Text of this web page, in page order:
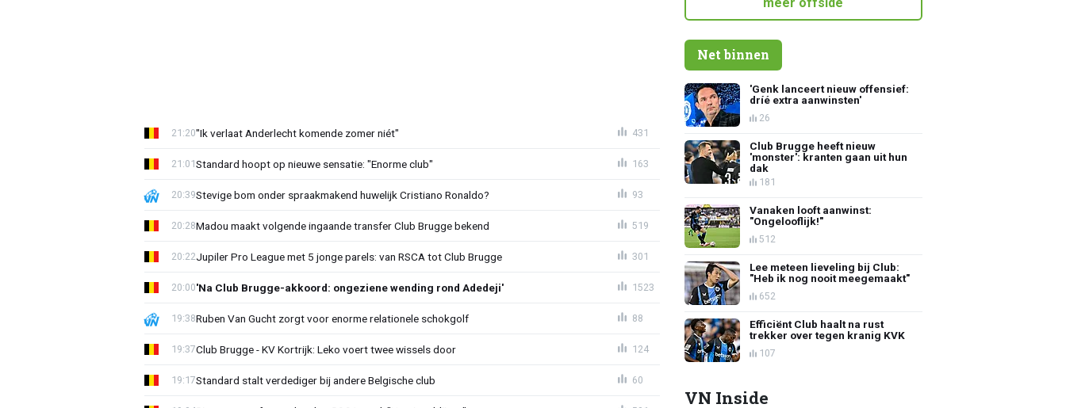
"Ik verlaat Anderlecht komende zomer niét"
21:20 431
Standard hoopt op nieuwe sensatie: "Enorme club"
21:01 163
Stevige bom onder spraakmakend huwelijk Cristiano Ronaldo?
20:39 93
Madou maakt volgende ingaande transfer Club Brugge bekend
20:28 519
Jupiler Pro League met 5 jonge parels: van RSCA tot Club Brugge
20:22 301
'Na Club Brugge-akkoord: ongeziene wending rond Adedeji'
20:00 1523
Ruben Van Gucht zorgt voor enorme relationele schokgolf
19:38 88
Club Brugge - KV Kortrijk: Leko voert twee wissels door
19:37 124
Standard stalt verdediger bij andere Belgische club
19:17 60
Net binnen
'Genk lanceert nieuw offensief:
dríé extra aanwinsten'
26
Club Brugge heeft nieuw
'monster': kranten gaan uit hun
dak
181
Vanaken looft aanwinst:
"Ongelooflijk!"
512
Lee meteen lieveling bij Club:
"Heb ik nog nooit meegemaakt"
652
Efficiënt Club haalt na rust
trekker over tegen kranig KVK
107
VN Inside